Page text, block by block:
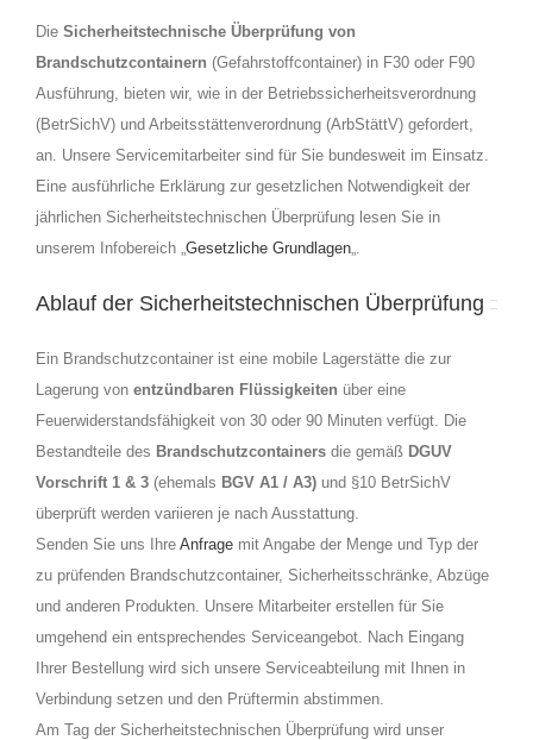
Die Sicherheitstechnische Überprüfung von
Brandschutzcontainern (Gefahrstoffcontainer) in F30 oder F90
Ausführung, bieten wir, wie in der Betriebssicherheitsverordnung
(BetrSichV) und Arbeitsstättenverordnung (ArbStättV) gefordert,
an. Unsere Servicemitarbeiter sind für Sie bundesweit im Einsatz.
Eine ausführliche Erklärung zur gesetzlichen Notwendigkeit der
jährlichen Sicherheitstechnischen Überprüfung lesen Sie in
unserem Infobereich „ Gesetzliche Grundlagen
Ablauf der Sicherheitstechnischen Überprüfung
Ein Brandschutzcontainer ist eine mobile Lagerstätte die zur
Lagerung von entzündbaren Flüssigkeiten über eine
Feuerwiderstandsfähigkeit von 30 oder 90 Minuten verfügt. Die
Bestandteile des Brandschutzcontainers die gemäß DGUV
Vorschrift 1 & 3 (ehemals BGV A1 / A3) und §10 BetrSichV
überprüft werden variieren je nach Ausstattung.
Senden Sie uns Ihre Anfrage mit Angabe der Menge und Typ der
zu prüfenden Brandschutzcontainer, Sicherheitsschränke, Abzüge
und anderen Produkten. Unsere Mitarbeiter erstellen für Sie
umgehend ein entsprechendes Serviceangebot. Nach Eingang
Ihrer Bestellung wird sich unsere Serviceabteilung mit Ihnen in
Verbindung setzen und den Prüftermin abstimmen.
Am Tag der Sicherheitstechnischen Überprüfung wird unser